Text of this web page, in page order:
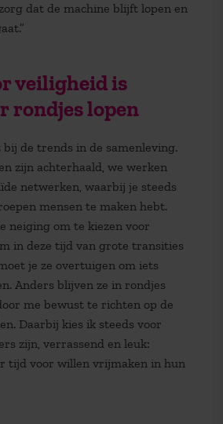
dat de machine blijft lopen en
veiligheid is
rondjes lopen
bij de trends in de samenleving.
zijn achterhaald, we werken
netwerken, waarbij je steeds
mensen te maken hebt.
neiging om te kiezen voor
in deze tijd van grote transities
je ze overtuigen om iets
Anders blijven ze in rondjes
me bewust te richten op de
Daarbij kies ik steeds voor
zijn, verrassend en leuk:
tijd voor willen vrijmaken in hun